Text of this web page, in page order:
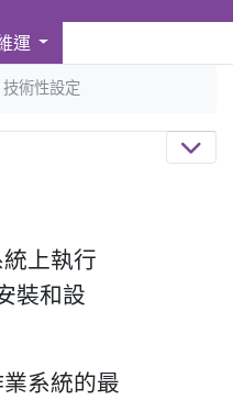
運
技術性設定
上執行
裝和設
系統的最